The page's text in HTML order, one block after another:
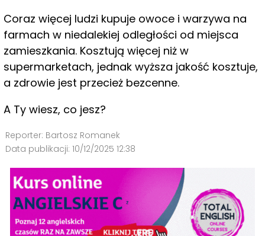
Coraz więcej ludzi kupuje owoce i warzywa na
farmach w niedalekiej odległości od miejsca
zamieszkania. Kosztują więcej niż w
supermarketach, jednak wyższa jakość kosztuje,
a zdrowie jest przecież bezcenne.
A Ty wiesz, co jesz?
Reporter: Bartosz Romanek
Data publikacji: 10/12/2025 12:38